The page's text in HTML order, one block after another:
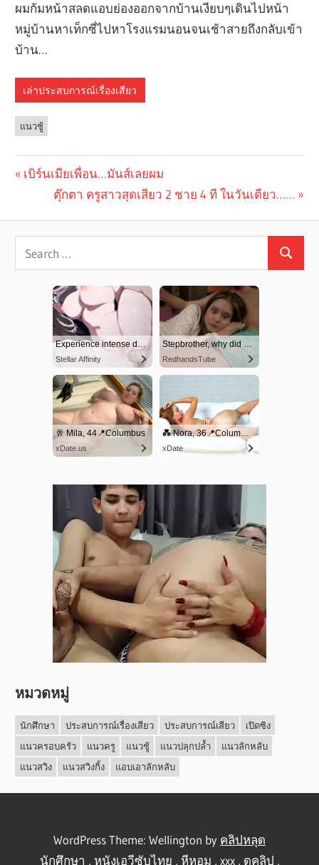
ผมก้มหน้าสลดแอบย่องออกจากบ้านเงียบๆเดินไปหน้า
หมู่บ้านหาเท็กซี่ไปหาโรงแรมนอนจนเช้าสายถึงกลับเข้า
บ้าน…
เล่าประสบการณ์เรื่องเสียว
แนวชู้
navigation
Previous
เบิร์นเมียเพื่อน…มันส์เลยผม
Next
ตุ๊กตา ครูสาวสุดเสียว 2 ชาย 4 ที ในวันเดียว……
หมวดหมู่
นักศึกษา ประสบการณ์เรื่องเสียว ประสบการณ์เสียว
เปิดซิง
แนวครอบครัว
แนวครู แนวชู้ แนวปลุกปล้ำ
แนวลักหลับ
แนวสวิง
แนวสวิงกิ้ง แอบเอาลักหลับ
WordPress Theme: Wellington by คลิปหลุด
นักศึกษา , หนังเอวีซับไทย , หีหอม , xxx, ดูคลิป ,